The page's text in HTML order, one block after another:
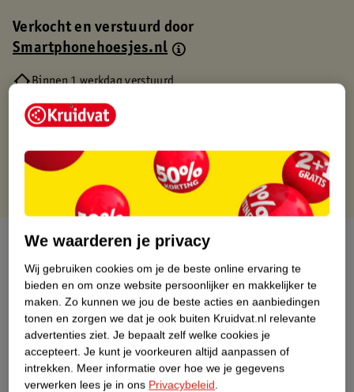
Verkocht en verstuurd door
Smartphonehoesjes.nl
Binnen 1 werkdag verstuurd
Gratis thuisbezorgd
Gratis retourneren via verkooppartner.
Over dit product
Productinformatie
Etiketinformatie
Nature Impact Score
We waarderen je privacy
Wij gebruiken cookies om je de beste online ervaring te
bieden en om onze website persoonlijker en makkelijker te
maken. Zo kunnen we jou de beste acties en aanbiedingen
tonen en zorgen we dat je ook buiten Kruidvat.nl relevante
advertenties ziet. Je bepaalt zelf welke cookies je
accepteert. Je kunt je voorkeuren altijd aanpassen of
intrekken. Meer informatie over hoe we je gegevens
verwerken lees je in ons Privacybeleid.